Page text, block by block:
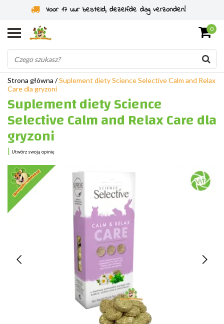
Specjaliści od gryzoni od 2011 roku
0
Strona główna /Suplement diety Science Selective Calm and Relax
Care dla gryzoni
Suplement diety Science
Selective Calm and Relax Care dla
gryzoni
| Utwórz swoją opinię